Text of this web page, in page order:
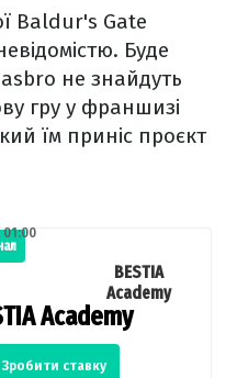
Baldur's Gate
Буде
не знайдуть
гру у франшизі
їм приніс проєкт
01:00
Academy
Зробити ставку
BESTIA
Academy